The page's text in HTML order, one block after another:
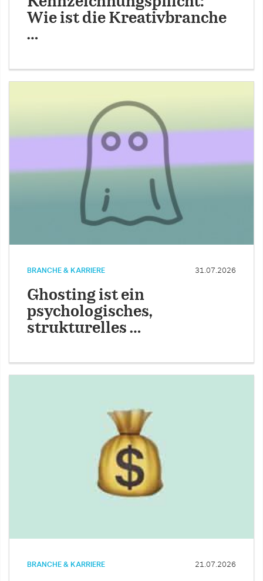
Wie ist die Kreativbranche
…
BRANCHE & KARRIERE 31.07.2026
Ghosting ist ein
psychologisches,
strukturelles …
BRANCHE & KARRIERE 21.07.2026